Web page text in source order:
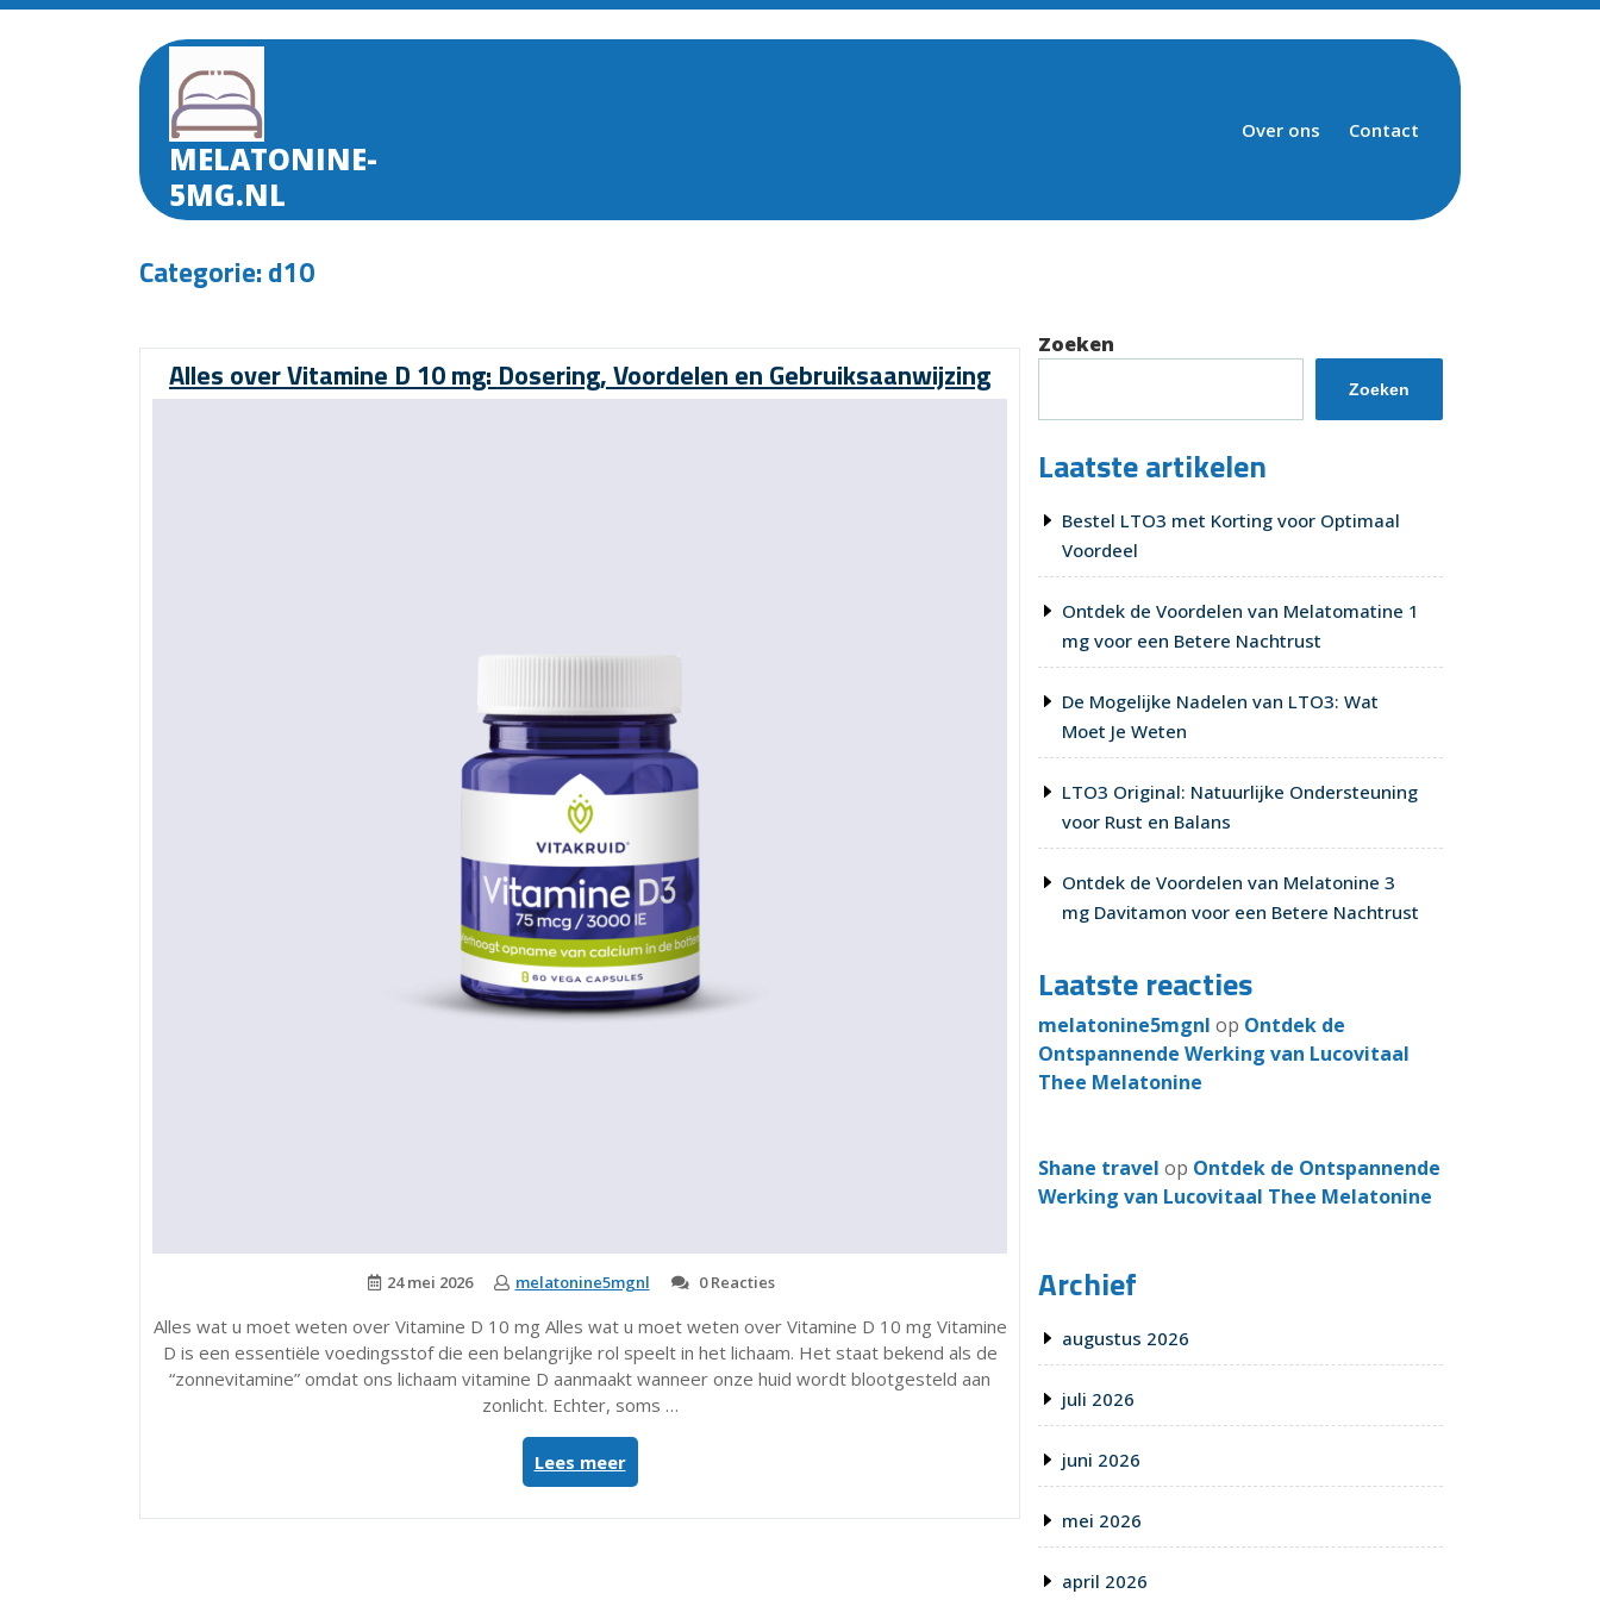
Skip
MELATONINE-
5MG.NL
Over ons Contact
Categorie:d10
Alles over Vitamine D 10 mg: Dosering, Voordelen en Gebruiksaanwijzing
24 mei 2026 melatonine5mgnl 0 Reacties
Alles wat u moet weten over Vitamine D 10 mg Alles wat u moet weten over Vitamine D 10 mg Vitamine
D is een essentiële voedingsstof die een belangrijke rol speelt in het lichaam. Het staat bekend als de
“zonnevitamine” omdat ons lichaam vitamine D aanmaakt wanneer onze huid wordt blootgesteld aan
zonlicht. Echter, soms …
Lees meer“Alles
over
Vitamine
Zoeken
Zoeken
Laatste artikelen
Bestel LTO3 met Korting voor Optimaal
Voordeel
Ontdek de Voordelen van Melatomatine 1
mg voor een Betere Nachtrust
De Mogelijke Nadelen van LTO3: Wat
Moet Je Weten
LTO3 Original: Natuurlijke Ondersteuning
voor Rust en Balans
Ontdek de Voordelen van Melatonine 3
mg Davitamon voor een Betere Nachtrust
Laatste reacties
melatonine5mgnl op Ontdek de
Ontspannende Werking van Lucovitaal
Thee Melatonine
Shane travel op Ontdek de Ontspannende
Werking van Lucovitaal Thee Melatonine
Archief
augustus 2026
juli 2026
juni 2026
mei 2026
april 2026